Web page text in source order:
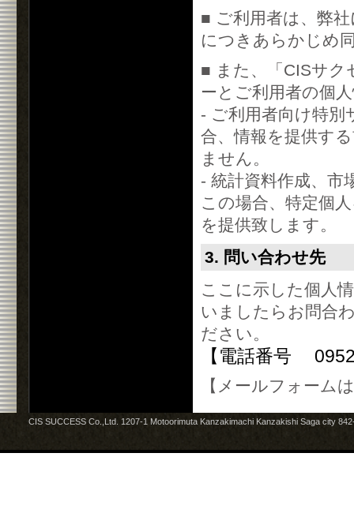
■ ご利用者は、弊
につきあらかじめ
■ また、「CISサク
ーとご利用者の個
- ご利用者向け特別
合、情報を提供す
ません。
- 統計資料作成、市
この場合、特定個
を提供致します。
3. 問い合わせ先
ここに示した個人
いましたらお問合
ださい。
【電話番号
【 メールフォーム
CIS SUCCESS Co.,Ltd. 1207-1 Motoorimuta Kanzakimachi Kanzakishi Saga city